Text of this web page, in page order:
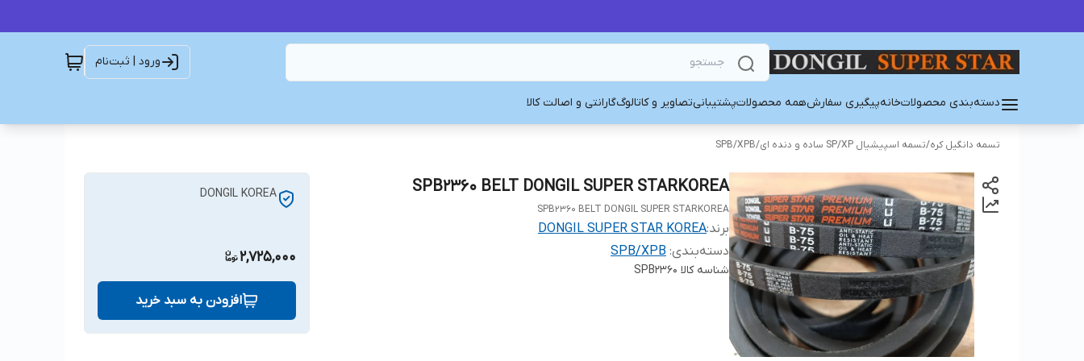
ورود | ثبت‌نام
دسته‌بندی محصولاتخانهپیگیری سفارشهمه محصولاتپشتیبانیتصاویر و کاتالوگگارانتی و اصالت کالا
تسمه دانگیل کره/تسمه اسپیشیال SP/XP ساده و دنده ای /
SPB/XPB
SPB2360 BELT DONGIL SUPER STARKOREA
SPB2360 BELT DONGIL SUPER STARKOREA
برند:DONGIL SUPER STAR KOREA
دسته‌بندی:
SPB/XPB
شناسه کالا SPB2360
DONGIL KOREA
2,725,000
افزودن به سبد خرید